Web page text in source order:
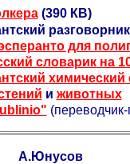
(390 КВ)
разговорник
для
словарик на
химический
и животных
А.Юнусов